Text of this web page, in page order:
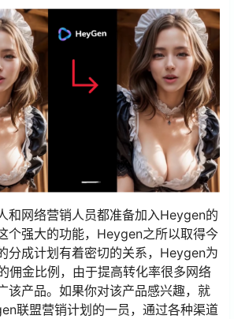
和网络营销人员都准备加入Heygen的
个强大的功能，Heygen之所以取得今
分成计划有着密切的关系，Heygen为
佣金比例，由于提高转化率很多网络
该产品。如果你对该产品感兴趣，就
联盟营销计划的一员，通过各种渠道